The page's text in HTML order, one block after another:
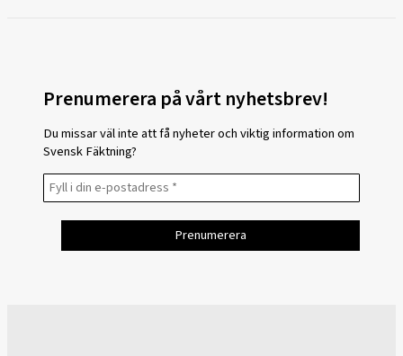
Prenumerera på vårt nyhetsbrev!
Du missar väl inte att få nyheter och viktig information om
Svensk Fäktning?